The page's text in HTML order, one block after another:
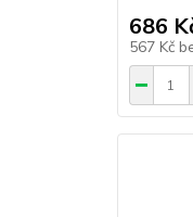
686
567 Kč